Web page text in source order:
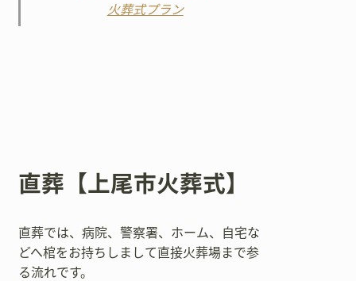
火葬式プラン
直葬【上尾市火葬式】
直葬では、病院、警察署、ホーム、自宅な
どへ棺をお持ちしまして直接火葬場まで参
る流れです。